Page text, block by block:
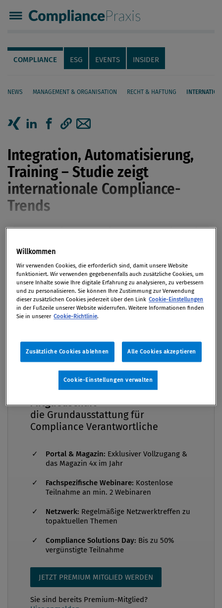
Compliance Praxis
Servicenavigation
Navigation
COMPLIANCE ESG EVENTS INSIDER
NEWS MANAGEMENT & ORGANISATION RECHT & HAFTUNG
Seiteninhalt
Integration, Automatisierung,
Training – Studie zeigt
internationale Compliance-
Trends
Die nachhaltige Integration von Compliance in
eines der Hauptziele von Chief Compliance
Officern weltweit. Laut der „CCO Survey 2019“
von KPMG LLP zählt auch die Steigerung der
Compliance-Awareness durch verbesserte
Schulungen zu den Hauptzielen im laufenden
VonMMag. Jacqueline Mlinarcsik
03. Juni 2019 / Erschienen in Compliance Praxis
2019“ wurden 220 Chief Ethics und Compliance
Officer (CCO) der größten und repräsentativsten
Unternehmen befragt. Über einen webbasierten
Fragebogen bewerteten die CCO zwischen
Reife bestimmter Compliance-Bereiche innerhalb
folgende Bereiche genauer angesehen: Governance
Organisation und Due Diligence Ko...
Premium
Compliance Praxis Premium
Mitgliedschaft -
die Grundausstattung für
Compliance Verantwortliche
Portal & Magazin: Exklusiver Vollzugang &
das Magazin 4x im Jahr
Fachspezifische Webinare: Kostenlose
Teilnahme an min. 2 Webinaren
Netzwerk: Regelmäßige Netzwerktreffen zu
topaktuellen Themen
Compliance Solutions Day: Bis zu 50%
vergünstigte Teilnahme
JETZT PREMIUM MITGLIED WERDEN
Sie sind bereits Premium-Mitglied?
Willkommen
Wir verwenden Cookies, die erforderlich sind, damit unsere Website
funktioniert. Wir verwenden gegebenenfalls auch zusätzliche Cookies, um
unsere Inhalte sowie Ihre digitale Erfahrung zu analysieren, zu verbessern
und zu personalisieren. Sie können Ihre Zustimmung zur Verwendung
dieser zusätzlichen Cookies jederzeit über den Link Cookie-Einstellungen
in der Fußzeile unserer Website widerrufen. Weitere Informationen finden
Sie in unserer Cookie-Richtlinie.
Zusätzliche Cookies ablehnen Alle Cookies akzeptieren
Cookie-Einstellungen verwalten